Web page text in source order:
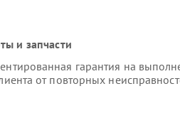
и запчасти
гарантия на
от повторных